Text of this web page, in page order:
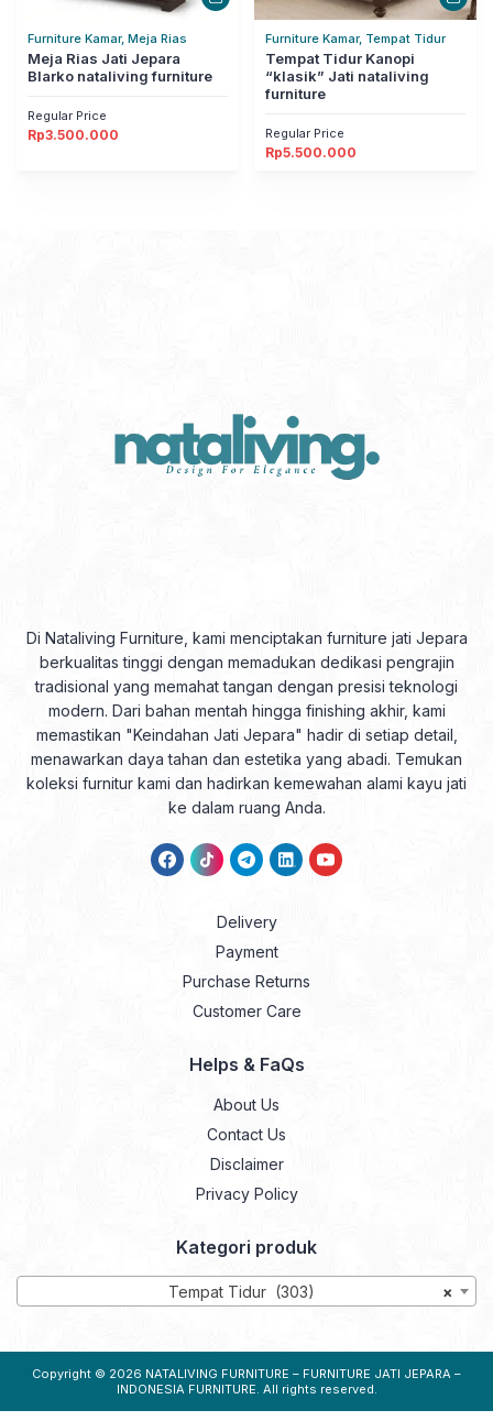
Furniture Kamar, Meja Rias
Meja Rias Jati Jepara
Blarko nataliving furniture
Regular Price
Rp3.500.000
Furniture Kamar, Tempat Tidur
Tempat Tidur Kanopi
“klasik” Jati nataliving
furniture
Regular Price
Rp5.500.000
Di Nataliving Furniture, kami menciptakan furniture jati Jepara
berkualitas tinggi dengan memadukan dedikasi pengrajin
tradisional yang memahat tangan dengan presisi teknologi
modern. Dari bahan mentah hingga finishing akhir, kami
memastikan "Keindahan Jati Jepara" hadir di setiap detail,
menawarkan daya tahan dan estetika yang abadi. Temukan
koleksi furnitur kami dan hadirkan kemewahan alami kayu jati
ke dalam ruang Anda.
Delivery
Payment
Purchase Returns
Customer Care
Helps & FaQs
About Us
Contact Us
Disclaimer
Privacy Policy
Kategori produk
×
Tempat Tidur (303)
Copyright © 2026 NATALIVING FURNITURE – FURNITURE JATI JEPARA –
INDONESIA FURNITURE. All rights reserved.